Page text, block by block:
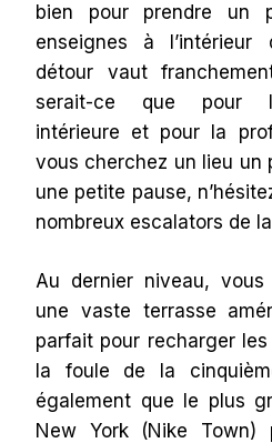
bien pour prendre un
enseignes à l’intérieur
détour vaut
serait-ce que pour
intérieure et pour la
vous cherchez un lieu un
une petite pause,
nombreux escalators de
Au dernier niveau,
une vaste terrasse
parfait pour recharger
la foule de la
également que le plus
New York (Nike Town)